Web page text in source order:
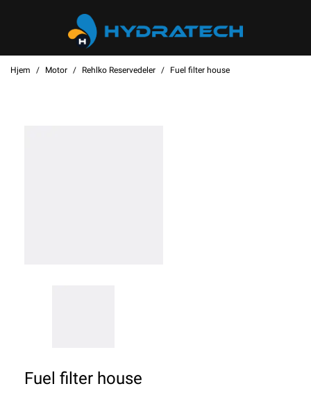
Hjem Motor Rehlko Reservedeler Fuel filter house
Fuel filter house